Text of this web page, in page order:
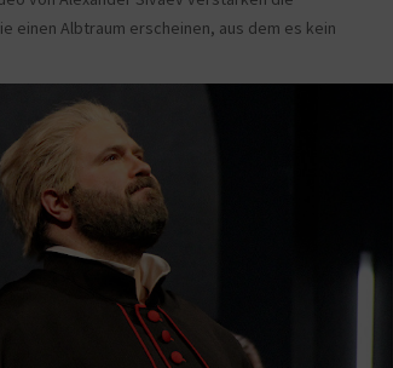
einen Albtraum erscheinen, aus dem es kein